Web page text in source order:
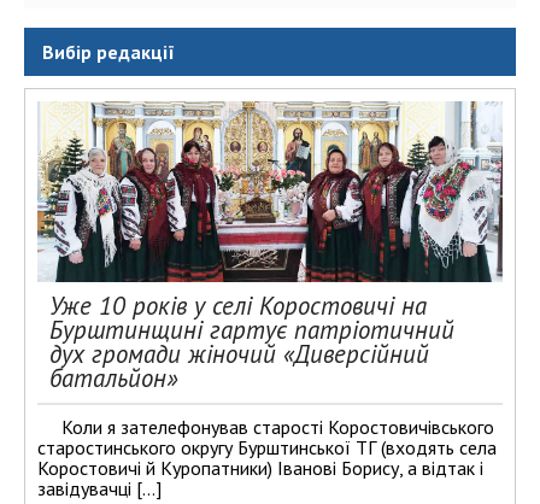
Вибір редакції
Уже 10 років у селі Коростовичі на
Бурштинщині гартує патріотичний
дух громади жіночий «Диверсійний
батальйон»
Коли я зателефонував старості Коростовичівського
старостинського округу Бурштинської ТГ (входять села
Коростовичі й Куропатники) Іванові Борису, а відтак і
завідувачці […]